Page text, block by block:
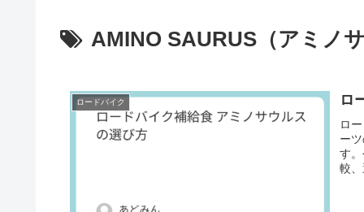
AMINO SAURUS（アミノ
ロードバイク ロ
ロ
ー
す
較